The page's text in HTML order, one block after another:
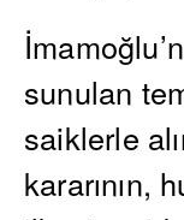
sunulan
saiklerle
kararının,